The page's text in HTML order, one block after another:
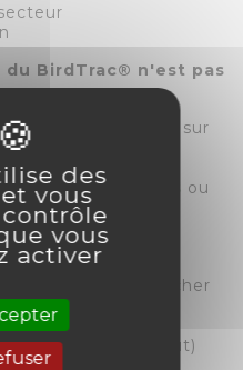
BirdTrac® n'est pas
appareil branché sur
vous
à son
de5 mètres
ou
à l'abri de
étanche, à brancher
l'humidité
ou
10
les relier bout à bout)
des
vous
vous
activer